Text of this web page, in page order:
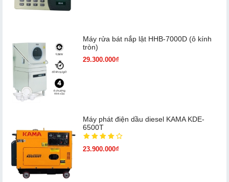
Máy rửa bát nắp lật HHB-7000D (ô kính
tròn)
29.300.000₫
Máy phát điện dầu diesel KAMA KDE-
6500T
23.900.000₫